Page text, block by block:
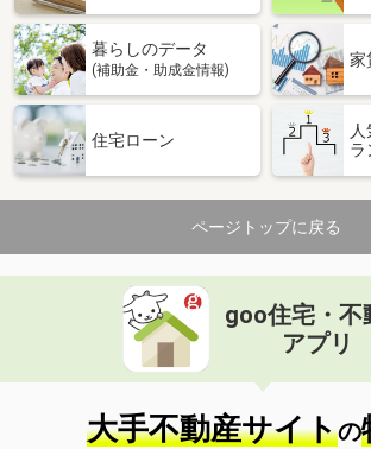
暮らしのデータ
(補助金・助成金情報)
家
住宅ローン
人
ラ
ページトップに戻る
goo住宅・不
アプリ
大手不動産サイトの